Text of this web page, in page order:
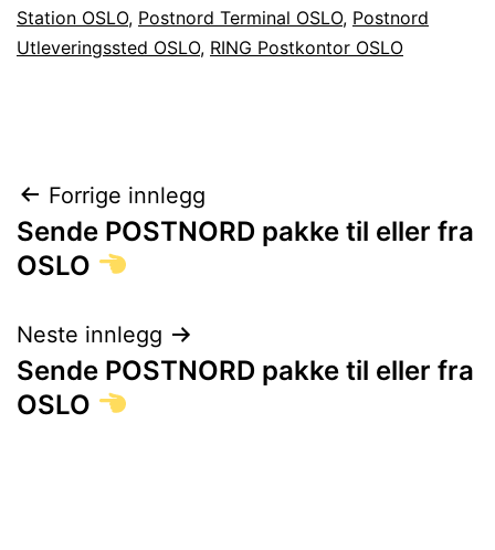
Station OSLO, Postnord Terminal OSLO, Postnord
Utleveringssted OSLO, RING Postkontor OSLO
Innleggsnavigasjon
Forrige innlegg
Sende POSTNORD pakke til eller fra
OSLO
Neste innlegg
Sende POSTNORD pakke til eller fra
OSLO